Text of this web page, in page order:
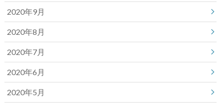
2020年9月
2020年8月
2020年7月
2020年6月
2020年5月